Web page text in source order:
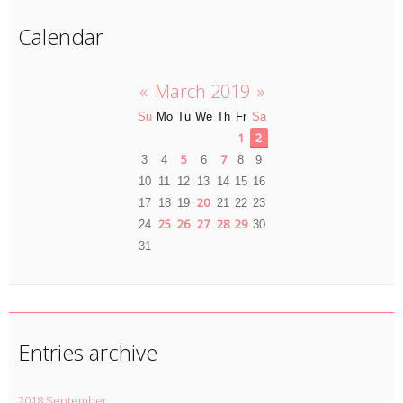
Calendar
« March 2019 »
Su Mo Tu We Th Fr Sa
1 2
3 4 5 6 7 8
9
10
11 12 13 14 15 16
17
18 19 20 21 22 23
24 25 26 27 28 29 30
31
Entries archive